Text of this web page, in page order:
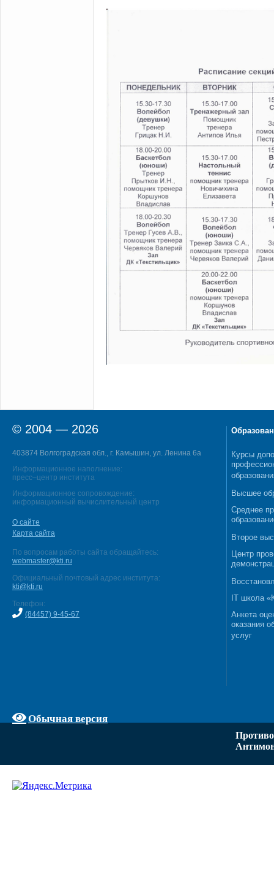
© 2004 — 2026
403874 Волгоградская обл., г. Камышин, ул. Ленина 6а
Информационное наполнение:
пресс–центр института
Информационное сопровождение:
информационный вычислительный центр
О сайте
Карта сайта
По вопросам работы сайта обращайтесь:
webmaster@kti.ru
Официальный почтовый адрес института:
kti@kti.ru
Телефон:
(84457) 9-45-67
Обычная версия
Курсы
Высшее
Среднее
Второе
Центр
IT школа
Анкета
оказания
услуг